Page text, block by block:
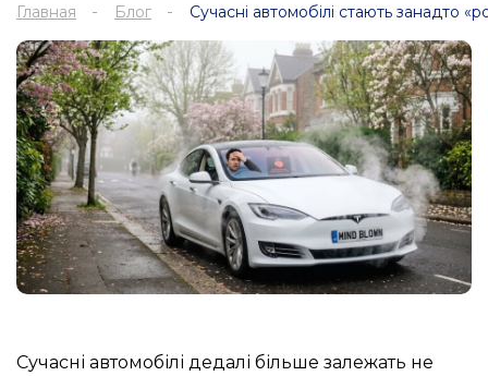
Главная Блог Сучасні автомобілі стають занадто
Сучасні автомобілі дедалі більше залежать не